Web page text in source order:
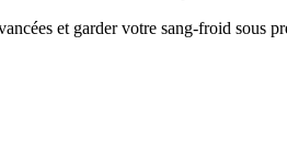
et garder votre sang-froid sous